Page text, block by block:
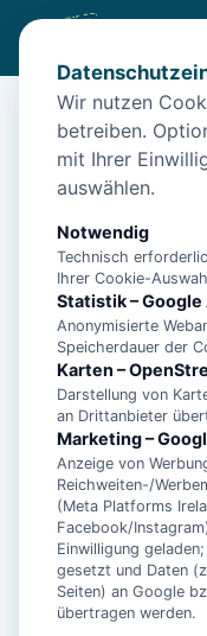
/Unterkünfte /
Silbermöwe by
Silbermöwe
Nordsee-
26506 Norden
Wir nutzen
betreiben.
mit Ihrer
auswählen.
Notwendig
Technisch
Ihrer Cookie-
Statistik –
Anonymisierte
Speicherdauer der
Karten –
Darstellung von
an Drittanbieter
Marketing –
Anzeige von
Reichweiten-/
(Meta Platforms
Facebook/
Einwilligung
gesetzt und Daten
Seiten) an Google
übertragen werden.